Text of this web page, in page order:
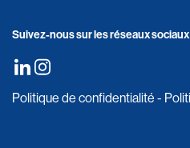
Suivez-nous sur les réseaux sociaux
Politique de confidentialité -